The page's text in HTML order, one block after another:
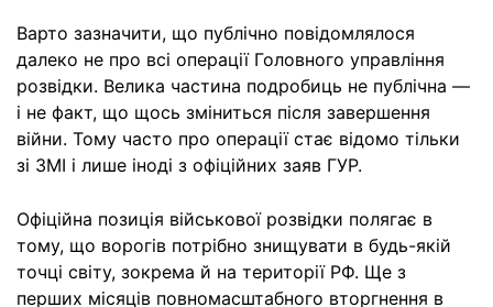
Варто зазначити, що публічно повідомлялося
далеко не про всі операції Головного управління
розвідки. Велика частина подробиць не публічна —
і не факт, що щось зміниться після завершення
війни. Тому часто про операції стає відомо тільки
зі ЗМІ і лише іноді з офіційних заяв ГУР.
Офіційна позиція військової розвідки полягає в
тому, що ворогів потрібно знищувати в будь-якій
точці світу, зокрема й на території РФ. Ще з
перших місяців повномасштабного вторгнення в